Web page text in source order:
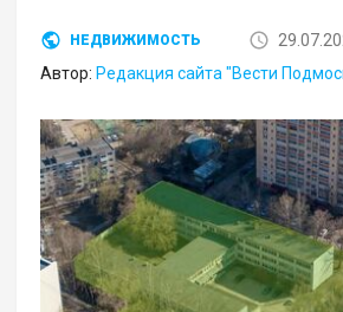
НЕДВИЖИМОСТЬ
Автор: Редакция сайта "Вести